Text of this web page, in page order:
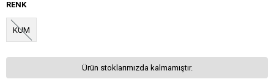
RENK
KUM
Ürün stoklarımızda kalmamıştır.